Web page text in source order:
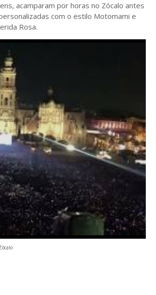
acamparam por horas no Zócalo antes
com o estilo Motomami e
Rosa.